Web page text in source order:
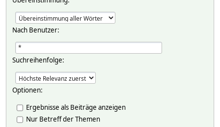
Nach Benutzer:
Suchreihenfolge:
Optionen:
Ergebnisse als Beiträge anzeigen
Nur Betreff der Themen